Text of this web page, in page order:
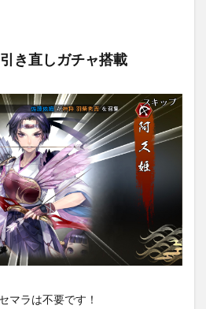
き直しガチャ搭載
マラは不要です！